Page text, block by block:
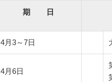
期 日
4月3～7日
4月6日